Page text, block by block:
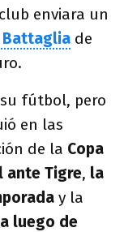
enviara un
Battaglia de
fútbol, pero
en las
de la Copa
ante Tigre, la
y la
luego de